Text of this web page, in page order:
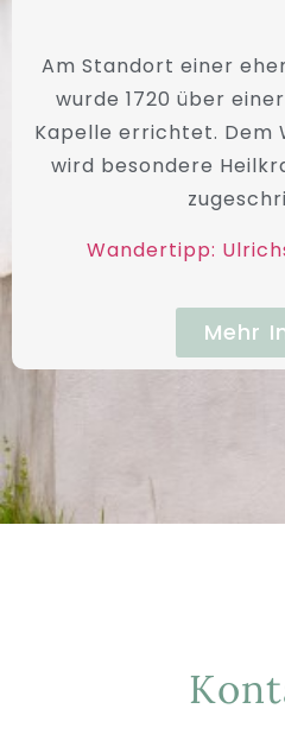
Am Standort einer
wurde 1720 über
Kapelle errichtet. Dem
wird besondere
Wandertipp:
Mehr